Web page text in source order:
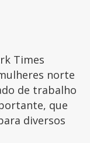
Times
norte
de trabalho
que
diversos